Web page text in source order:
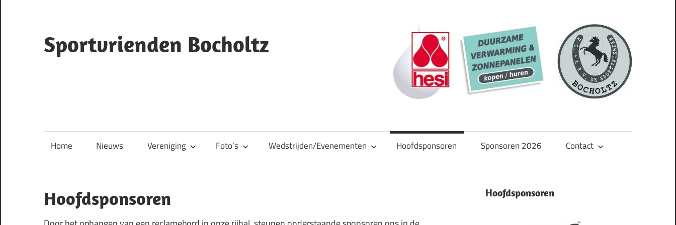
de
inhoud
Sportvrienden Bocholtz
Home Nieuws Vereniging Foto’s Wedstrijden/Evenementen Hoofdsponsoren Sponsoren 2026 Contact
Hoofdsponsoren Hoofdsponsoren